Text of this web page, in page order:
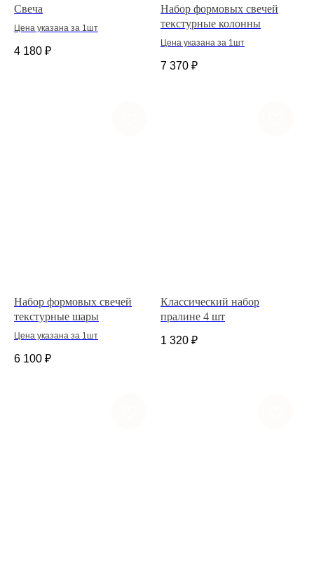
Свеча
Цена указана за 1шт
4 180 ₽
Набор формовых свечей
текстурные колонны
Цена указана за 1шт
7 370 ₽
Набор формовых свечей
текстурные шары
Цена указана за 1шт
6 100 ₽
Классический набор
пралине 4 шт
1 320 ₽